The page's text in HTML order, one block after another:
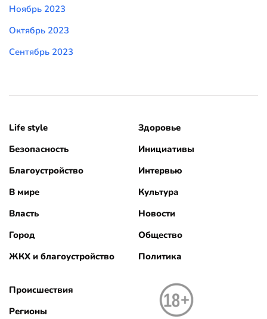
Ноябрь 2023
Октябрь 2023
Сентябрь 2023
Life style
Безопасность
Благоустройство
В мире
Власть
Город
ЖКХ и благоустройство
Здоровье
Инициативы
Интервью
Культура
Новости
Общество
Политика
Происшествия
Регионы